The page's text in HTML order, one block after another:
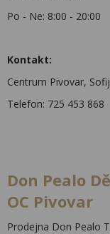
Po - Ne: 8:00 - 20:00
Kontakt:
Centrum Pivovar,
Telefon: 725 453 868
Don Pealo
OC Pivovar
Prodejna Don Pealo